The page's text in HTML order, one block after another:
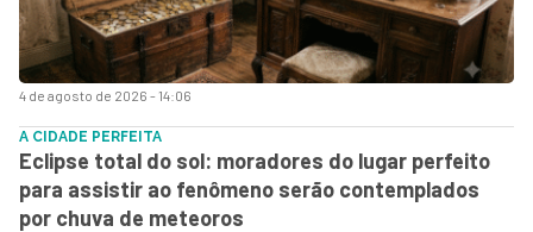
4 de agosto de 2026 - 14:06
A CIDADE PERFEITA
Eclipse total do sol: moradores do lugar perfeito
para assistir ao fenômeno serão contemplados
por chuva de meteoros